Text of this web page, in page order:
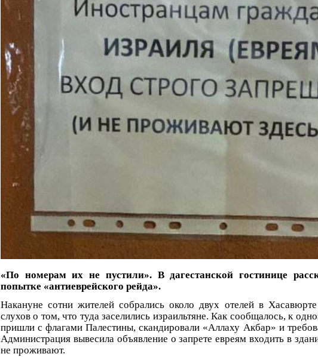
«По номерам их не пустили». В дагестанской гостинице
попытке «антиеврейского рейда».
Накануне сотни жителей собрались около двух отелей в
слухов о том, что туда заселились израильтяне. Как сообщалось, к
пришли с флагами Палестины, скандировали «Аллаху Акбар» и
Администрация вывесила объявление о запрете евреям входить в
не проживают.